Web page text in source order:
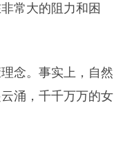
常大的阻力和困
念。事实上，自然
涌，千千万万的女